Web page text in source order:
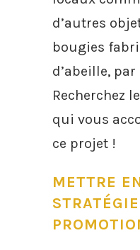
d’autres
bougies
d’abeille,
Recherchez
qui vous
ce projet !
METTRE